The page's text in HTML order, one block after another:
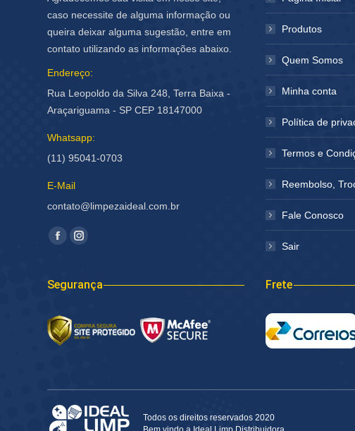
caso necessite de alguma informação ou
queira deixar alguma sugestão, entre em
contato utilizando as informações abaixo.
Endereço:
Rua Leopoldo da Silva 248, Terra Baixa -
Araçariguama - SP CEP 18147000
Whatsapp:
(11) 95041-0703
E-Mail
contato@limpezaideal.com.br
Encontre-nos em:
Facebook
abre
nova
janela
Instagram
abre
janela
Produtos
Quem Somos
Minha conta
Política de
Termos e
Reembolso,
Fale Conosco
Sair
Segurança Frete
Todos os direitos reservados 2020